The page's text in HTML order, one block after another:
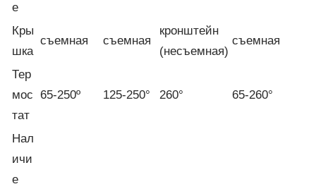
е
Кры
шка
съемная съемная
кронштейн
(несъемная)
съемная
Тер
мос
тат
65-250º 125-250° 260° 65-260°
Нал
ичи
е